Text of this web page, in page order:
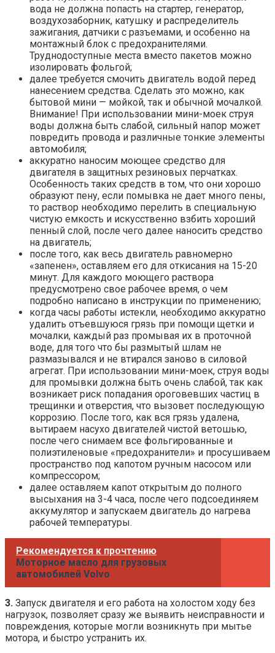
вода не должна попасть на стартер, генератор,
воздухозаборник, катушку и распределитель
зажигания, датчики с разъемами, и особенно на
монтажный блок с предохранителями.
Труднодоступные места вместо пакетов можно
изолировать фольгой;
далее требуется смочить двигатель водой перед
нанесением средства. Сделать это можно, как
бытовой мини — мойкой, так и обычной мочалкой.
Внимание! При использовании мини-моек струя
воды должна быть слабой, сильный напор может
повредить провода и различные тонкие элементы
автомобиля;
аккуратно наносим моющее средство для
двигателя в защитных резиновых перчатках.
Особенность таких средств в том, что они хорошо
образуют пену, если помывка не дает много пены,
то раствор необходимо перелить в специальную
чистую емкость и искусственно взбить хороший
пенный слой, после чего далее наносить средство
на двигатель;
после того, как весь двигатель равномерно
«запенен», оставляем его для откисания на 15-20
минут. Для каждого моющего раствора
предусмотрено свое рабочее время, о чем
подробно написано в инструкции по применению;
когда часы работы истекли, необходимо аккуратно
удалить отъевшуюся грязь при помощи щетки и
мочалки, каждый раз промывая их в проточной
воде, для того что бы размытый шлам не
размазывался и не втирался заново в силовой
агрегат. При использовании мини-моек, струя воды
для промывки должна быть очень слабой, так как
возникает риск попадания ороговевших частиц в
трещинки и отверстия, что вызовет последующую
коррозию. После того, как вся грязь удалена,
вытираем насухо двигателей чистой ветошью,
после чего снимаем все фольгированные и
полиэтиленовые «предохранители» и просушиваем
пространство под капотом ручным насосом или
компрессором;
далее оставляем капот открытым до полного
высыхания на 3-4 часа, после чего подсоединяем
аккумулятор и запускаем двигатель до нагрева
рабочей температуры.
Рекомендуется к прочтению
Моторное масло для грузовых
автомобилей Volvo
3. Запуск двигателя и его работа на холостом ходу без
нагрузок, позволяет сразу же выявить неисправности и
повреждения, которые могли возникнуть при мытье
мотора, и быстро устранить их.